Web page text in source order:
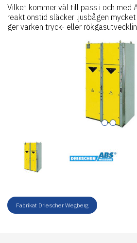
Vilket kommer väl till pass i och med
reaktionstid släcker ljusbågen
ger varken tryck- eller
Fabrikat Driescher Wegberg